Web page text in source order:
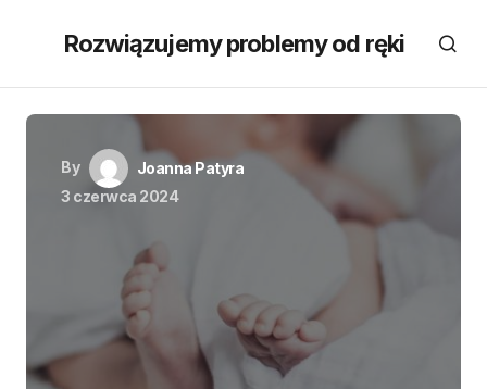
Rozwiązujemy problemy od ręki
By
Joanna Patyra
3 czerwca 2024